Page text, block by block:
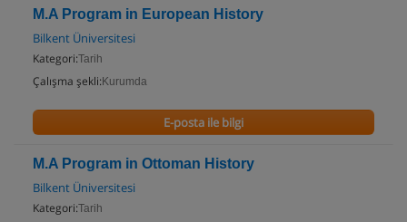
M.A Program in European History
Bilkent Üniversitesi
Kategori:Tarih
Çalışma şekli: Kurumda
E-posta ile bilgi
M.A Program in Ottoman History
Bilkent Üniversitesi
Kategori:Tarih